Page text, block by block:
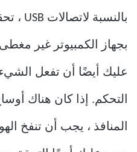
بجهاز الكمبيوتر غير
عليك أيضًا أن تفعل
التحكم. إذا كان هناك
المنافذ ، يجب أن تنفخ